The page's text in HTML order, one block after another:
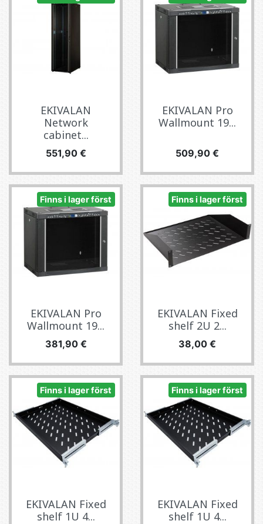
EKIVALAN
Network
cabinet...
Pris
551,90 €
EKIVALAN Pro
Wallmount 19...
Pris
509,90 €
Finns i lager först
EKIVALAN Pro
Wallmount 19...
Pris
381,90 €
Finns i lager först
EKIVALAN Fixed
shelf 2U 2...
Pris
38,00 €
Finns i lager först
EKIVALAN Fixed
shelf 1U 4...
Finns i lager först
EKIVALAN Fixed
shelf 1U 4...